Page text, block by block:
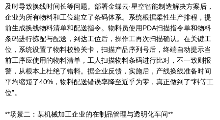
及时导致换线时间长等问题。部署金蝶云·星空智能制造解决方案后，
企业为所有物料和工位建立了条码体系。系统根据柔性生产排程，提
前生成换线物料清单和配送指令。物料员使用PDA扫描指令单和物料
条码进行拣配与配送，到达工位后，操作工再次扫描确认。在关键工
位，系统设置了物料校验关卡，扫描产品序列号后，终端自动提示当
前工序应使用的物料清单，工人扫描物料条码进行比对，不一致则报
警，从根本上杜绝了错料。据企业反馈，实施后，产线换线准备时间
平均缩短了40%，物料配送错误率降至近乎为零，真正做到了“料等工
位”。
**场景二：某机械加工企业的在制品管理与透明化车间**